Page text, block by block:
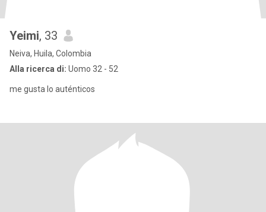
Yeimi, 33
Neiva, Huila, Colombia
Alla ricerca di: Uomo 32 - 52
me gusta lo auténticos